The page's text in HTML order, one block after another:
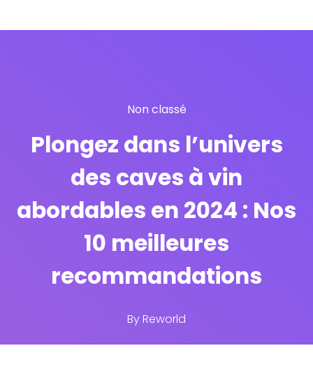
Non classé
Plongez dans l’univers
des caves à vin
abordables en 2024 : Nos
10 meilleures
recommandations
ByReworld